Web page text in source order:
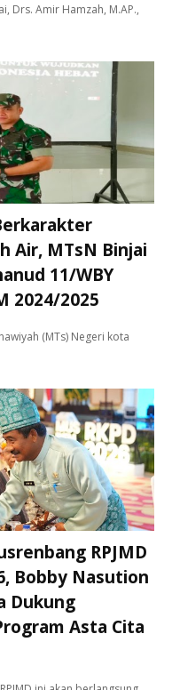
Drs. Amir Hamzah, M.AP.,
Air, MTsN Binjai
11/WBY
2024/2025
(MTs) Negeri kota
RPJMD
Bobby Nasution
Dukung
Asta Cita